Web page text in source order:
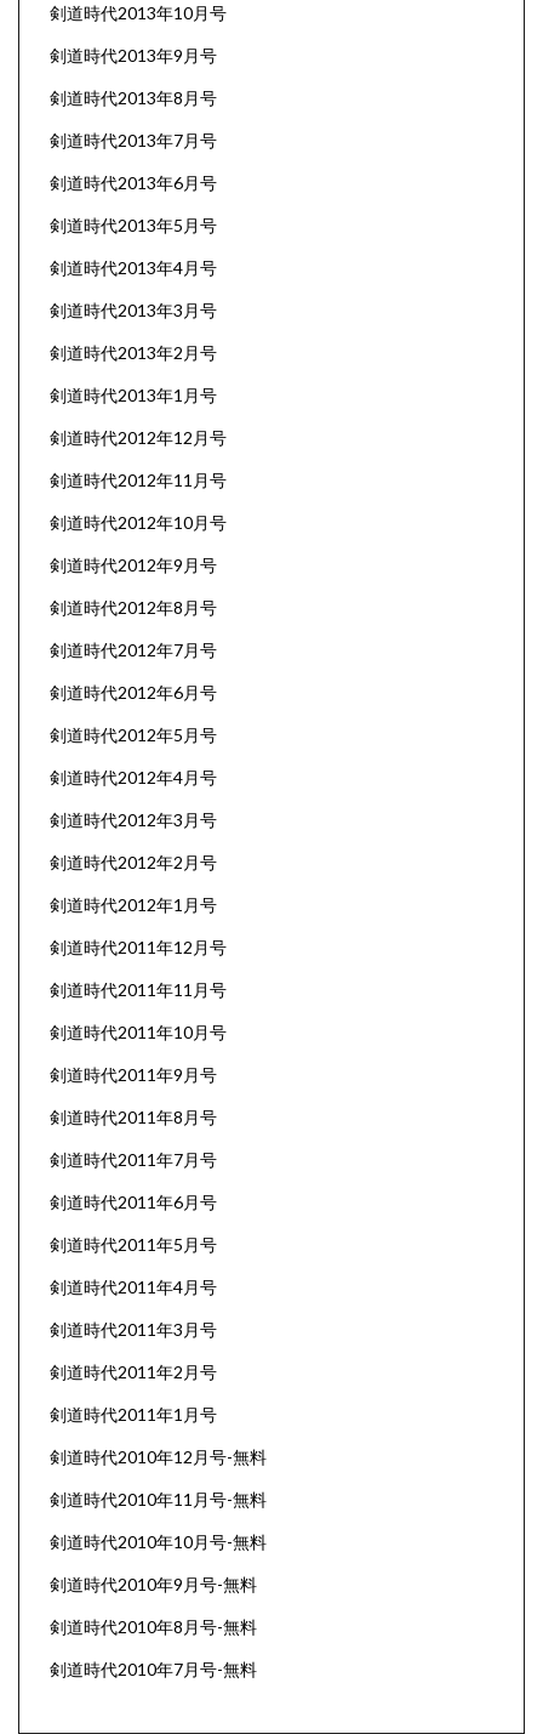
剣道時代2013年10月号
剣道時代2013年9月号
剣道時代2013年8月号
剣道時代2013年7月号
剣道時代2013年6月号
剣道時代2013年5月号
剣道時代2013年4月号
剣道時代2013年3月号
剣道時代2013年2月号
剣道時代2013年1月号
剣道時代2012年12月号
剣道時代2012年11月号
剣道時代2012年10月号
剣道時代2012年9月号
剣道時代2012年8月号
剣道時代2012年7月号
剣道時代2012年6月号
剣道時代2012年5月号
剣道時代2012年4月号
剣道時代2012年3月号
剣道時代2012年2月号
剣道時代2012年1月号
剣道時代2011年12月号
剣道時代2011年11月号
剣道時代2011年10月号
剣道時代2011年9月号
剣道時代2011年8月号
剣道時代2011年7月号
剣道時代2011年6月号
剣道時代2011年5月号
剣道時代2011年4月号
剣道時代2011年3月号
剣道時代2011年2月号
剣道時代2011年1月号
剣道時代2010年12月号-無料
剣道時代2010年11月号-無料
剣道時代2010年10月号-無料
剣道時代2010年9月号-無料
剣道時代2010年8月号-無料
剣道時代2010年7月号-無料